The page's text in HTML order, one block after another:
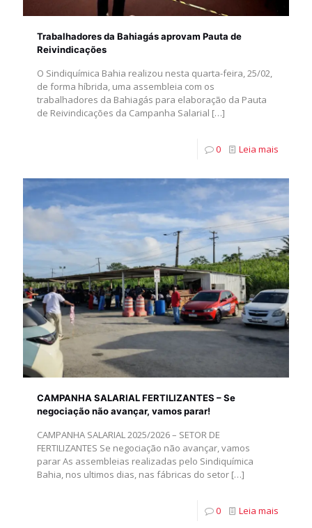
Trabalhadores da Bahiagás aprovam Pauta de
Reivindicações
O Sindiquímica Bahia realizou nesta quarta-feira, 25/02,
de forma híbrida, uma assembleia com os
trabalhadores da Bahiagás para elaboração da Pauta
de Reivindicações da Campanha Salarial […]
0 Leia mais
CAMPANHA SALARIAL FERTILIZANTES – Se
negociação não avançar, vamos parar!
CAMPANHA SALARIAL 2025/2026 – SETOR DE
FERTILIZANTES Se negociação não avançar, vamos
parar As assembleias realizadas pelo Sindiquímica
Bahia, nos ultimos dias, nas fábricas do setor […]
0 Leia mais